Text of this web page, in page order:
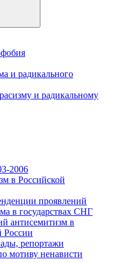
и радикального
и радикальному
2006
в Российской
проявлений
в государствах СНГ
антисемитизм в
России
репортажи
мотиву ненависти